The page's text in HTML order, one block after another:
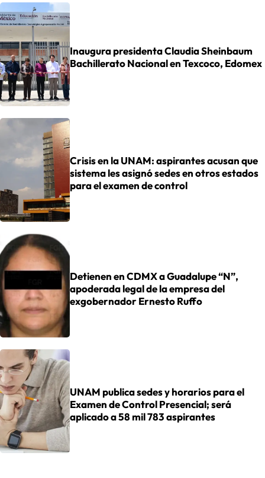
Inaugura presidenta Claudia Sheinbaum
Bachillerato Nacional en Texcoco, Edomex
Crisis en la UNAM: aspirantes acusan que
sistema les asignó sedes en otros estados
para el examen de control
Detienen en CDMX a Guadalupe “N”,
apoderada legal de la empresa del
exgobernador Ernesto Ruffo
UNAM publica sedes y horarios para el
Examen de Control Presencial; será
aplicado a 58 mil 783 aspirantes